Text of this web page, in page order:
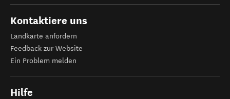
Kontaktiere uns
Landkarte anfordern
Feedback zur Website
Ein Problem melden
Hilfe